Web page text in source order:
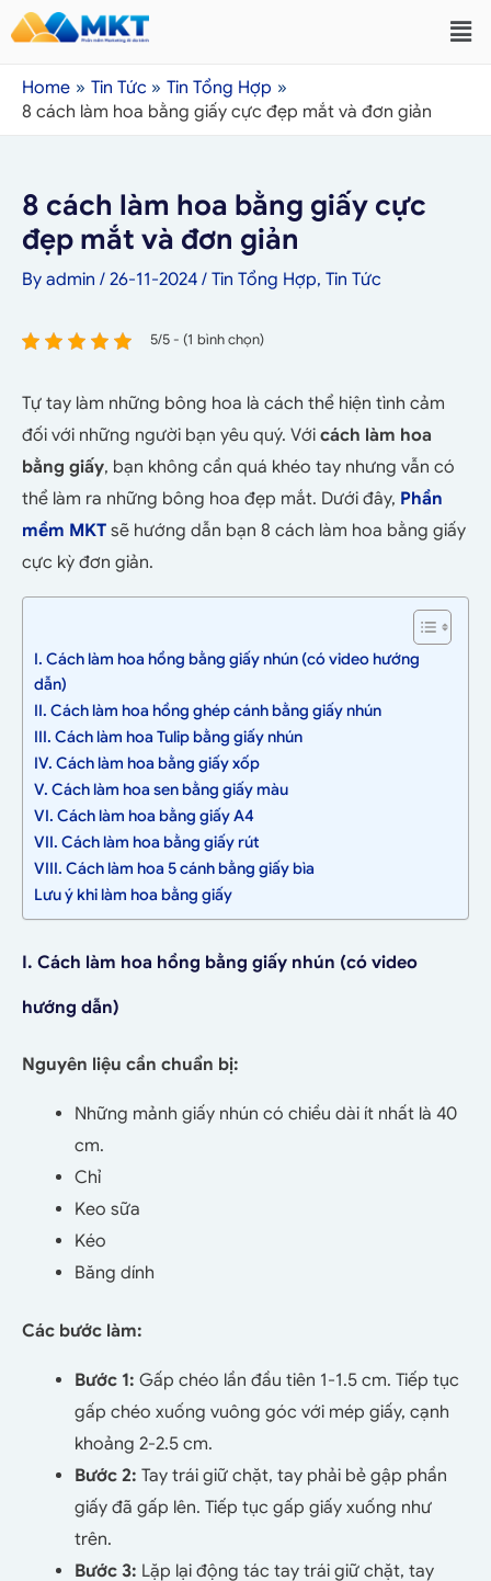
Home Tin Tức
Tin Tổng Hợp
8 cách làm hoa bằng giấy cực đẹp mắt và đơn giản
8 cách làm hoa bằng giấy cực
đẹp mắt và đơn giản
By admin / 26-11-2024 / Tin Tổng Hợp, Tin Tức
5/5 - (1 bình chọn)
Tự tay làm những bông hoa là cách thể hiện tình cảm
đối với những người bạn yêu quý. Với cách làm hoa
bằng giấy, bạn không cần quá khéo tay nhưng vẫn có
thể làm ra những bông hoa đẹp mắt. Dưới đây, Phần
mềm MKT sẽ hướng dẫn bạn 8 cách làm hoa bằng giấy
cực kỳ đơn giản.
I. Cách làm hoa hồng bằng giấy nhún (có video hướng
dẫn)
II. Cách làm hoa hồng ghép cánh bằng giấy nhún
III. Cách làm hoa Tulip bằng giấy nhún
IV. Cách làm hoa bằng giấy xốp
V. Cách làm hoa sen bằng giấy màu
VI. Cách làm hoa bằng giấy A4
VII. Cách làm hoa bằng giấy rút
VIII. Cách làm hoa 5 cánh bằng giấy bìa
Lưu ý khi làm hoa bằng giấy
I. Cách làm hoa hồng bằng giấy nhún (có video
hướng dẫn)
Nguyên liệu cần chuẩn bị:
Những mảnh giấy nhún có chiều dài ít nhất là 40
cm.
Chỉ
Keo sữa
Kéo
Băng dính
Các bước làm:
Bước 1: Gấp chéo lần đầu tiên 1-1.5 cm. Tiếp tục
gấp chéo xuống vuông góc với mép giấy, cạnh
khoảng 2-2.5 cm.
Bước 2: Tay trái giữ chặt, tay phải bẻ gập phần
giấy đã gấp lên. Tiếp tục gấp giấy xuống như
trên.
Bước 3: Lặp lại động tác tay trái giữ chặt, tay